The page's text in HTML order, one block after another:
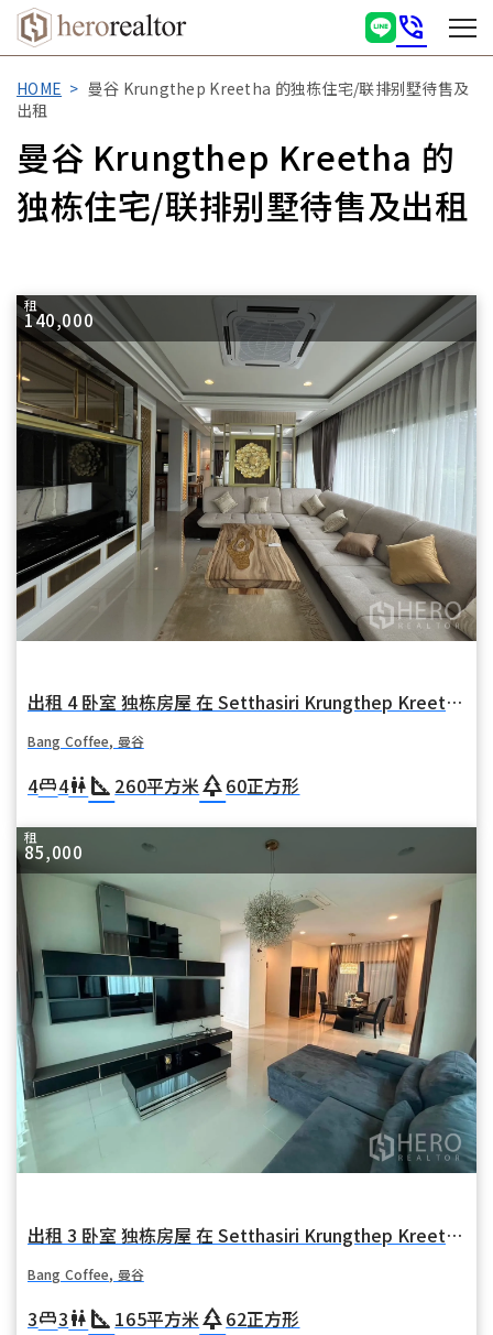
phone_in_talk
HOME
曼谷 Krungthep Kreetha 的独栋住宅/联排别墅待售及
出租
曼谷 Krungthep Kreetha 的
独栋住宅/联排别墅待售及出租
租
140,000
出租 4 卧室 独栋房屋 在 Setthasiri Krungthep Kreetha (塞塔西里·克伦特普·克里塔) 在 华麦 Bang Coffee 曼谷
Bang Coffee, 曼谷
4king_bed4wc square_foot 260平方米park60正方形
租
85,000
出租 3 卧室 独栋房屋 在 Setthasiri Krungthep Kreetha (Setthasiri Krungthep Kreetha) 在 华麦 Bang Coffee 曼谷
Bang Coffee, 曼谷
3king_bed3wc square_foot 165平方米park62正方形